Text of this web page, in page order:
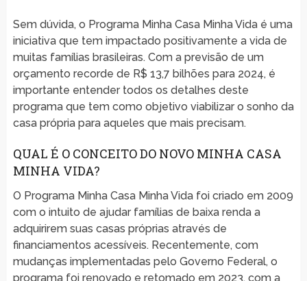
Sem dúvida, o Programa Minha Casa Minha Vida é uma
iniciativa que tem impactado positivamente a vida de
muitas famílias brasileiras. Com a previsão de um
orçamento recorde de R$ 13,7 bilhões para 2024, é
importante entender todos os detalhes deste
programa que tem como objetivo viabilizar o sonho da
casa própria para aqueles que mais precisam.
QUAL É O CONCEITO DO NOVO MINHA CASA
MINHA VIDA?
O Programa Minha Casa Minha Vida foi criado em 2009
com o intuito de ajudar famílias de baixa renda a
adquirirem suas casas próprias através de
financiamentos acessíveis. Recentemente, com
mudanças implementadas pelo Governo Federal, o
programa foi renovado e retomado em 2023, com a